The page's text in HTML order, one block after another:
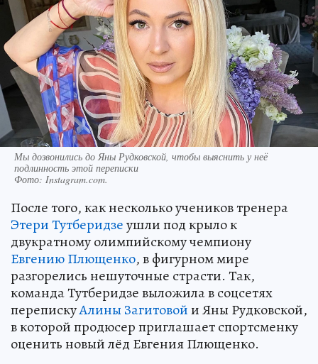
Мы дозвонились до Яны Рудковской, чтобы выяснить у неё
подлинность этой переписки
Фото: Instagram.com.
После того, как несколько учеников тренера
Этери Тутберидзеушли под крыло к
двукратному олимпийскому чемпиону
Евгению Плющенко, в фигурном мире
разгорелись нешуточные страсти. Так,
команда Тутберидзе выложила в соцсетях
перепискуАлины Загитовойи Яны Рудковской,
в которой продюсер приглашает спортсменку
оценить новый лёд Евгения Плющенко.